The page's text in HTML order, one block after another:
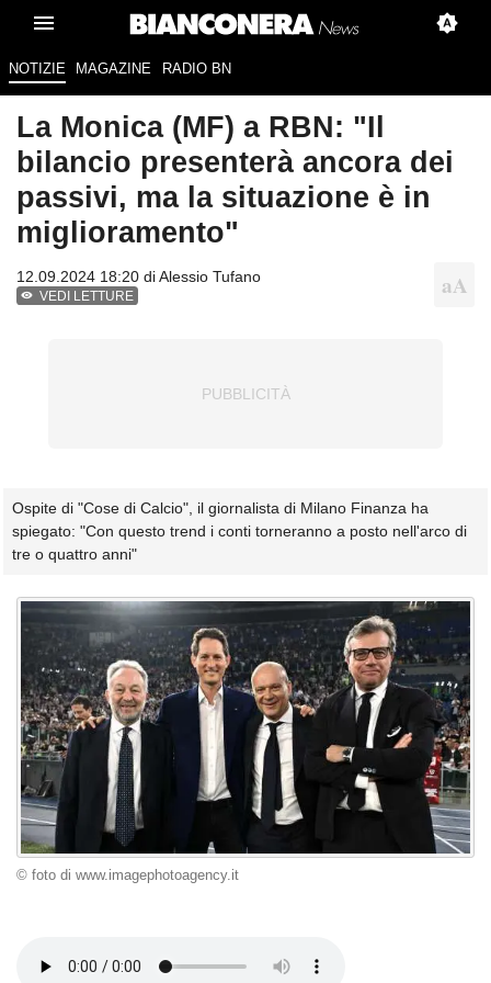
NOTIZIE MAGAZINE RADIO BN
La Monica (MF) a RBN: "Il
bilancio presenterà ancora dei
passivi, ma la situazione è in
miglioramento"
12.09.2024 18:20 diAlessio Tufano
VEDI LETTURE
Ospite di "Cose di Calcio", il giornalista di Milano Finanza ha
spiegato: "Con questo trend i conti torneranno a posto nell'arco di
tre o quattro anni"
© foto di www.imagephotoagency.it